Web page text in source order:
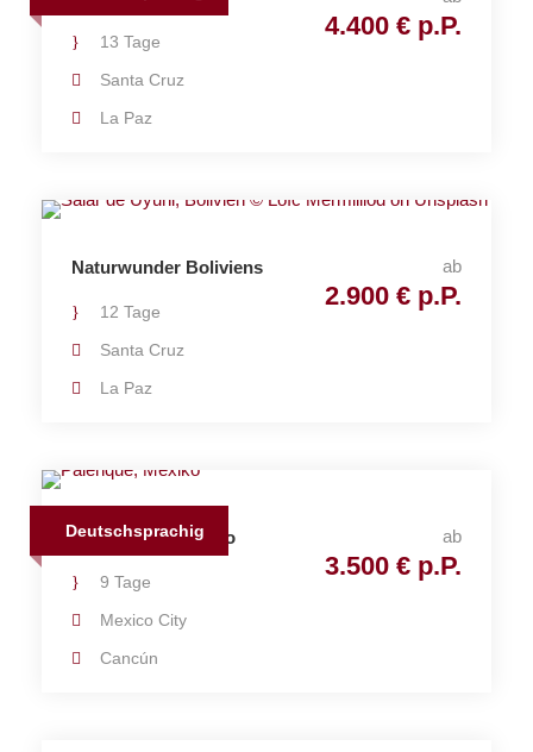
4.400 € p.P.
13 Tage
Santa Cruz
La Paz
Naturwunder Boliviens ab
2.900 € p.P.
12 Tage
Santa Cruz
La Paz
Deutschsprachig
Klassisches Mexiko ab
3.500 € p.P.
9 Tage
Mexico City
Cancún